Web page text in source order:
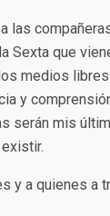
las
Sexta que
medios
y
serán mis
y a quienes a